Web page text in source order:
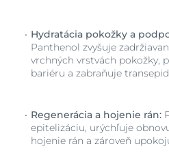
Hydratácia pokožky a
Panthenol zvyšuje
vrchných vrstvách pokožky,
bariéru a zabraňuje
Regenerácia a hojenie rán:
epitelizáciu, urýchľuje
hojenie rán a zároveň